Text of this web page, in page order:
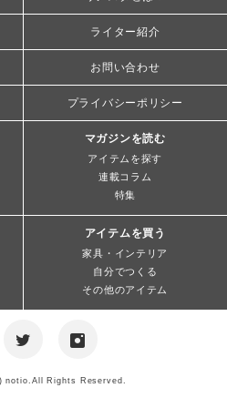
ライター紹介
お問い合わせ
プライバシーポリシー
マガジンを読む
アイテムを探す
連載コラム
特集
アイテムを買う
家具・インテリア
自分でつくる
その他のアイテム
notio.All Rights Reserved.